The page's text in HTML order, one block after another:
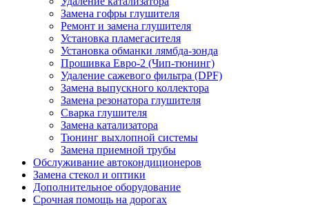
Замена гофры глушителя
Ремонт и замена глушителя
Установка пламегасителя
Установка обманки лямбда-зонда
Прошивка Евро-2 (Чип-тюнинг)
Удаление сажевого фильтра (DPF)
Замена выпускного коллектора
Замена резонатора глушителя
Сварка глушителя
Замена катализатора
Тюнинг выхлопной системы
Замена приемной трубы
Обслуживание автокондиционеров
Замена стекол и оптики
Дополнительное оборудование
Срочная помощь на дорогах